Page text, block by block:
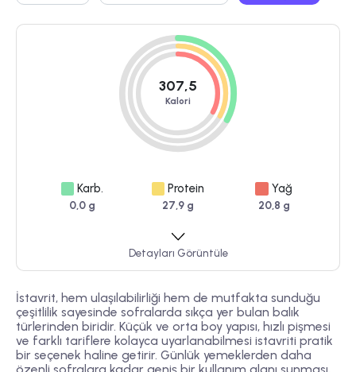
307,5
Kalori
Karb.
0,0 g
Protein
27,9 g
Yağ
20,8 g
Detayları Görüntüle
İstavrit, hem ulaşılabilirliği hem de mutfakta sunduğu
çeşitlilik sayesinde sofralarda sıkça yer bulan balık
türlerinden biridir. Küçük ve orta boy yapısı, hızlı pişmesi
ve farklı tariflere kolayca uyarlanabilmesi istavriti pratik
bir seçenek haline getirir. Günlük yemeklerden daha
özenli sofralara kadar geniş bir kullanım alanı sunması,